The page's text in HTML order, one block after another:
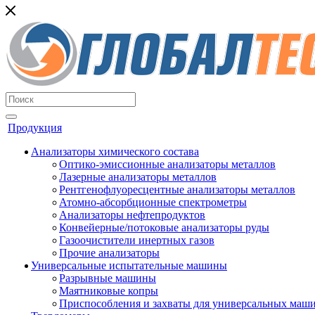
Продукция
Анализаторы химического состава
Оптико-эмиссионные анализаторы металлов
Лазерные анализаторы металлов
Рентгенофлуоресцентные анализаторы металлов
Атомно-абсорбционные спектрометры
Анализаторы нефтепродуктов
Конвейерные/потоковые анализаторы руды
Газоочистители инертных газов
Прочие анализаторы
Универсальные испытательные машины
Разрывные машины
Маятниковые копры
Приспособления и захваты для универсальных